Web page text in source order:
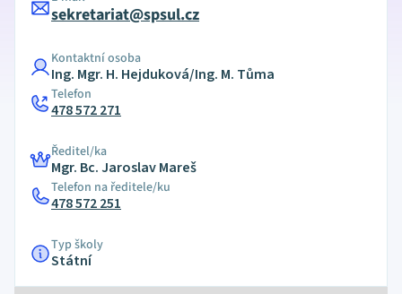
sekretariat@spsul.cz
Kontaktní osoba
Ing. Mgr. H. Hejduková/Ing. M. Tůma
Telefon
478 572 271
Ředitel/ka
Mgr. Bc. Jaroslav Mareš
Telefon na ředitele/ku
478 572 251
Typ školy
Státní